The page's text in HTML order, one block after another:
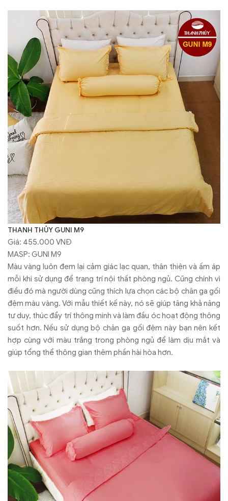
THANH THỦY GUNI M9
Giá: 455.000 VNĐ
MASP: GUNI M9
Màu vàng luôn đem lại cảm giác lạc quan, thân thiện và ấm áp
mỗi khi sử dụng để trang trí nội thất phòng ngủ. Cũng chính vì
điều đó mà người dùng cũng thích lựa chọn các bộ chăn ga gối
đệm màu vàng. Với mẫu thiết kế này, nó sẽ giúp tăng khả năng
tư duy, thúc đẩy trí thông minh và làm đầu óc hoạt động thông
suốt hơn. Nếu sử dụng bộ chăn ga gối đệm này bạn nên kết
hợp cùng với màu trắng trong phòng ngủ để làm dịu mắt và
giúp tổng thể thông gian thêm phần hài hòa hơn.